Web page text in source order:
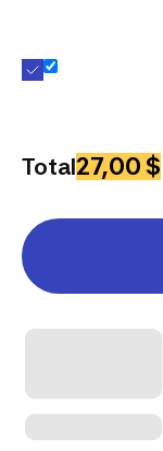
Total27,00 $